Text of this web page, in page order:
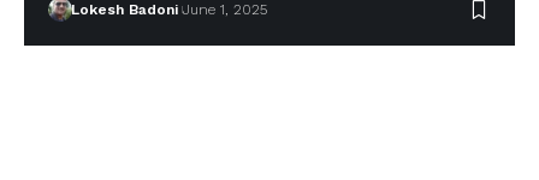
Lokesh Badoni June 1, 2025